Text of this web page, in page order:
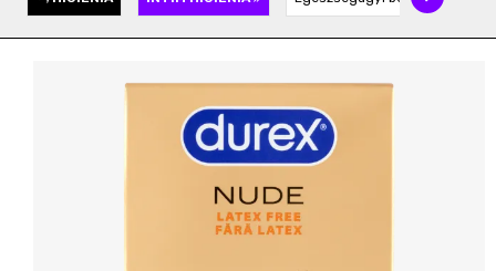
Takarítás Baba-mama Háztartás
Népszerű keresések